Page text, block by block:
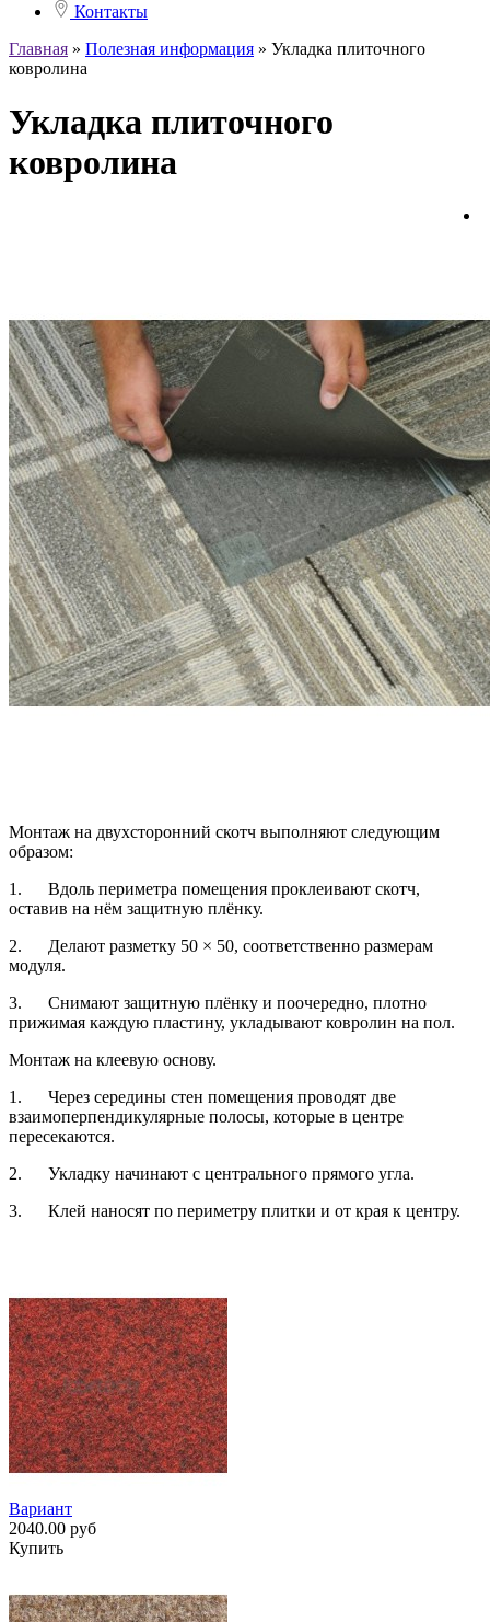
Контакты
Главная » Полезная информация » Укладка плиточного
ковролина
Укладка плиточного
ковролина
Монтаж на двухсторонний скотч выполняют следующим
образом:
1. Вдоль периметра помещения проклеивают скотч,
оставив на нём защитную плёнку.
2. Делают разметку 50 × 50, соответственно размерам
модуля.
3. Снимают защитную плёнку и поочередно, плотно
прижимая каждую пластину, укладывают ковролин на пол.
Монтаж на клеевую основу.
1. Через середины стен помещения проводят две
взаимоперпендикулярные полосы, которые в центре
пересекаются.
2. Укладку начинают с центрального прямого угла.
3. Клей наносят по периметру плитки и от края к центру.
Вариант
2040.00 руб
Купить